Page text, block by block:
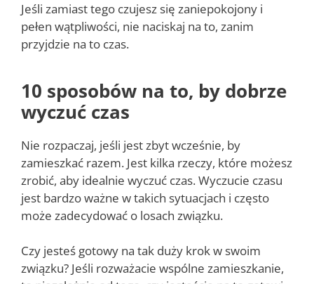
Jeśli zamiast tego czujesz się zaniepokojony i
pełen wątpliwości, nie naciskaj na to, zanim
przyjdzie na to czas.
10 sposobów na to, by dobrze
wyczuć czas
Nie rozpaczaj, jeśli jest zbyt wcześnie, by
zamieszkać razem. Jest kilka rzeczy, które możesz
zrobić, aby idealnie wyczuć czas. Wyczucie czasu
jest bardzo ważne w takich sytuacjach i często
może zadecydować o losach związku.
Czy jesteś gotowy na tak duży krok w swoim
związku? Jeśli rozważacie wspólne zamieszkanie,